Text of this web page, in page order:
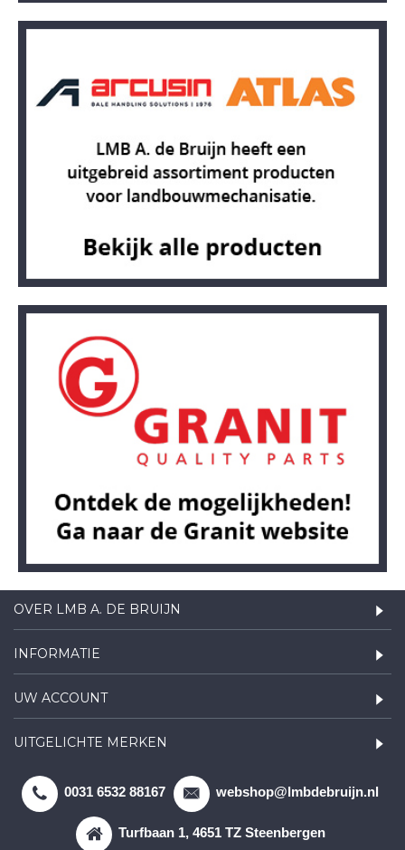
OVER LMB A. DE BRUIJN
INFORMATIE
UW ACCOUNT
UITGELICHTE MERKEN
0031 6532 88167 webshop@lmbdebruijn.nl
Turfbaan 1, 4651 TZ Steenbergen